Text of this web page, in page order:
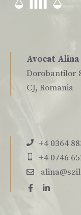
Avocat
Dorobantilor
CJ, Romania
+4 0364
+4 0746